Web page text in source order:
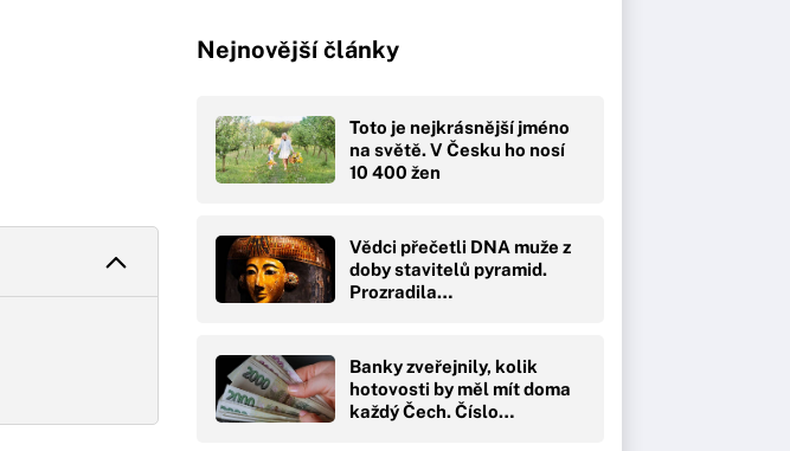
Nejnovější články
Toto je nejkrásnější jméno
na světě. V Česku ho nosí
10 400 žen
Vědci přečetli DNA muže z
doby stavitelů pyramid.
Prozradila…
Banky zveřejnily, kolik
hotovosti by měl mít doma
každý Čech. Číslo…